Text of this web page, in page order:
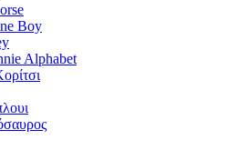
Boy
Alphabet